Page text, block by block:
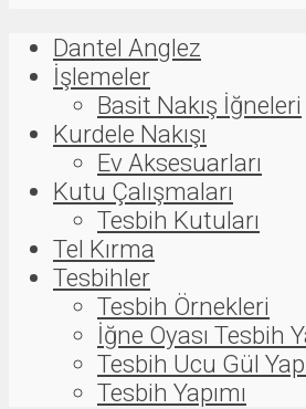
Dantel Anglez
İşlemeler
Basit Nakış İğneleri
Kurdele Nakışı
Ev Aksesuarları
Kutu Çalışmaları
Tesbih Kutuları
Tel Kırma
Tesbihler
Tesbih Örnekleri
İğne Oyası Tesbih
Tesbih Ucu Gül
Tesbih Yapımı